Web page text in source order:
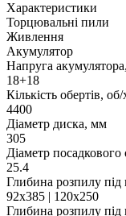
Характеристики
Торцювальні пили
Живлення
Акумулятор
Напруга
18+18
Кількість обертів, об/
4400
Діаметр диска, мм
305
Діаметр
25.4
Глибина розпилу
92x385 | 120x250
Глибина розпилу